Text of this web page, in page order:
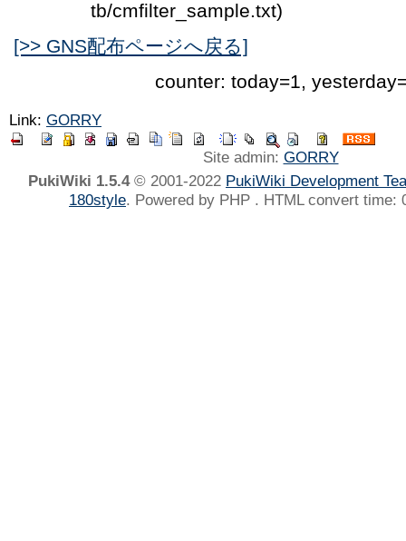
tb/cmfilter_sample.txt)
[>> GNS配布ページへ戻る]
counter: today=1,
Link: GORRY
Site admin: GORRY
PukiWiki 1.5.4© 2001-2022 PukiWiki Development
180style. Powered by PHP . HTML convert time: